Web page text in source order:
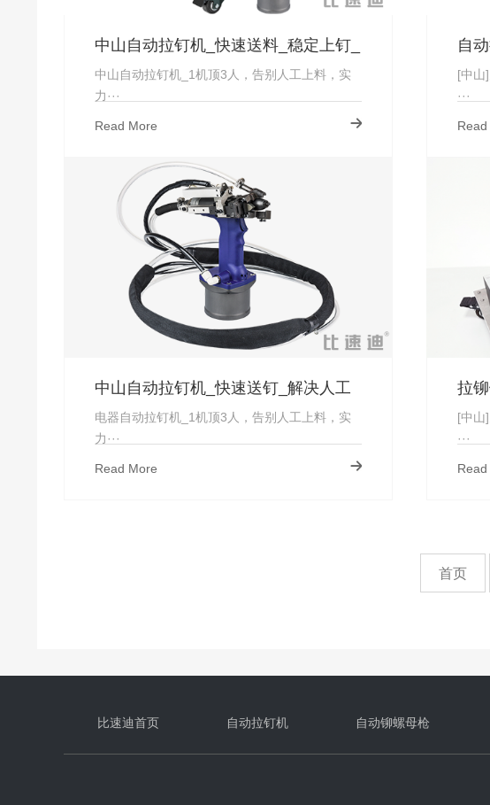
中山自动拉钉机_快速送料_稳定上钉_
厂家直供-中山
中山自动拉钉机_1机顶3人，告别人工上料，实
力···
Read More
自
供
[中山
···
中山自动拉钉机_快速送钉_解决人工
送钉慢难
电器自动拉钉机_1机顶3人，告别人工上料，实
力···
Read More
拉
钉
[中山
···
首页
比速迪首页 自动拉钉机 自动铆螺母枪